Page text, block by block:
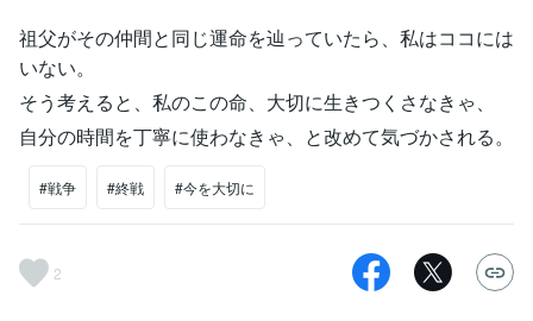
祖父がその仲間と同じ運命を辿っていたら、私はココには
いない。
そう考えると、私のこの命、大切に生きつくさなきゃ、
自分の時間を丁寧に使わなきゃ、と改めて気づかされる。
#戦争 #終戦 #今を大切に
2